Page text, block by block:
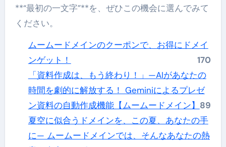
**“最初の一文字”**を、ぜひこの機会に選んでみて
ください。
ムームードメインのクーポンで、お得にドメイ
ンゲット！
170
「資料作成は、もう終わり！」—AIがあなたの
時間を劇的に解放する！ Geminiによるプレゼ
ン資料の自動作成機能【ムームードメイン】 89
夏空に似合うドメインを、この夏、あなたの手
に— ムームードメインでは、そんなあなたの熱